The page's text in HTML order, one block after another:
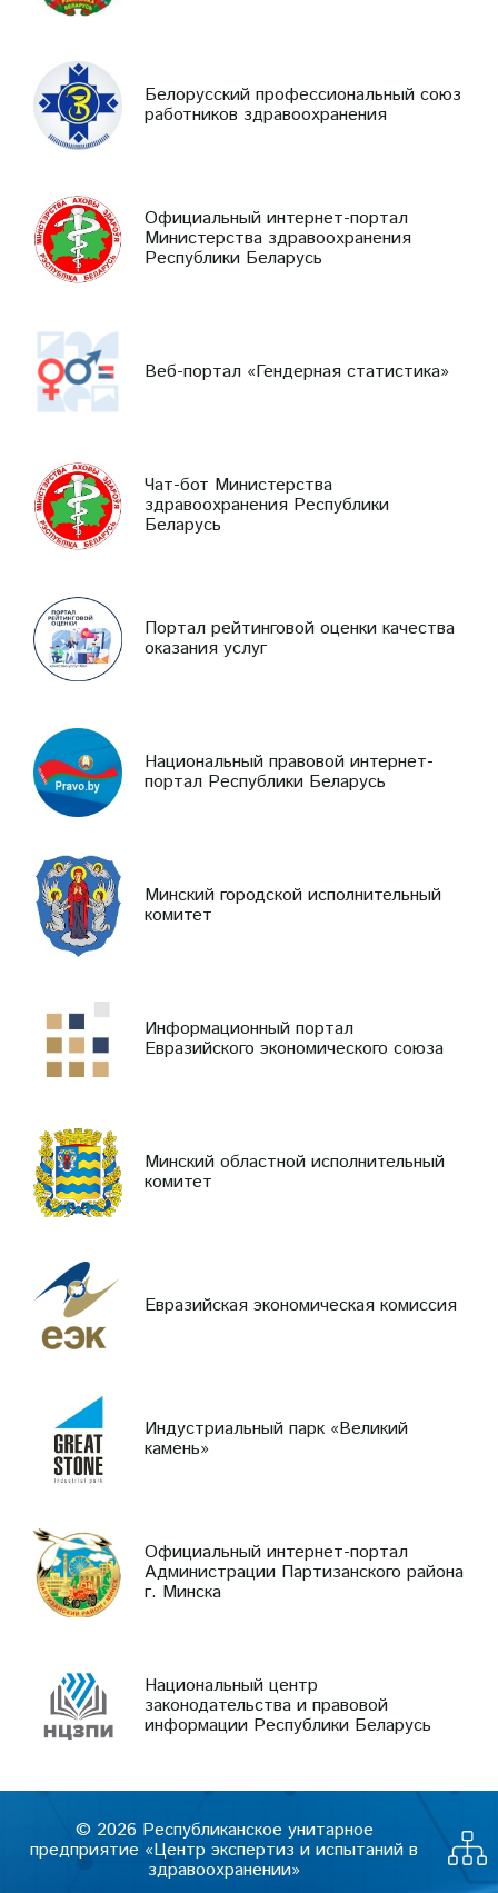
Белорусский профессиональный союз
работников здравоохранения
Официальный интернет-портал
Министерства здравоохранения
Республики Беларусь
Веб-портал «Гендерная статистика»
Чат-бот Министерства
здравоохранения Республики
Беларусь
Портал рейтинговой оценки качества
оказания услуг
Национальный правовой интернет-
портал Республики Беларусь
Минский городской исполнительный
комитет
Информационный портал
Евразийского экономического союза
Минский областной исполнительный
комитет
Евразийская экономическая комиссия
Индустриальный парк «Великий
камень»
Официальный интернет-портал
Администрации Партизанского района
г. Минска
Национальный центр
законодательства и правовой
информации Республики Беларусь
© 2026 Республиканское унитарное
предприятие «Центр экспертиз и испытаний в
здравоохранении»